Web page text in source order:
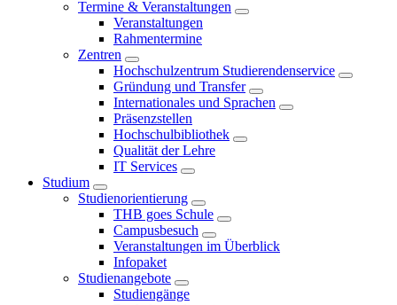
Termine & Veranstaltungen
Veranstaltungen
Rahmentermine
Zentren
Hochschulzentrum Studierendenservice
Gründung und Transfer
Internationales und Sprachen
Präsenzstellen
Hochschulbibliothek
Qualität der Lehre
IT Services
Studium
Studienorientierung
THB goes Schule
Campusbesuch
Veranstaltungen im Überblick
Infopaket
Studienangebote
Studiengänge